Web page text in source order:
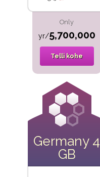
Only
5,700,000
/yr
Telli kohe
Germany 4
GB